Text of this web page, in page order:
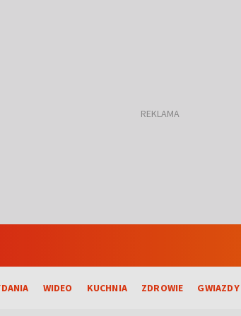
WIDEO KUCHNIA ZDROWIE GWIAZDY